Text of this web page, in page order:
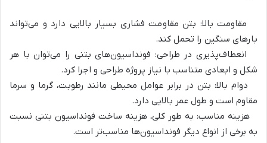
مقاومت بالا: بتن مقاومت فشاری بسیار بالایی دارد و می‌تواند
بارهای سنگین را تحمل کند.
انعطاف‌پذیری در طراحی: فونداسیون‌های بتنی را می‌توان با هر
شکل و ابعادی متناسب با نیاز پروژه طراحی و اجرا کرد.
دوام بالا: بتن در برابر عوامل محیطی مانند رطوبت، گرما و سرما
مقاوم است و طول عمر بالایی دارد.
هزینه مناسب: به طور کلی، هزینه ساخت فونداسیون بتنی نسبت
به برخی از انواع دیگر فونداسیون‌ها مناسب‌تر است.